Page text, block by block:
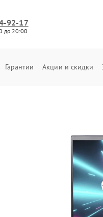
92-17
до 20:00
Гарантии Акции и скидки